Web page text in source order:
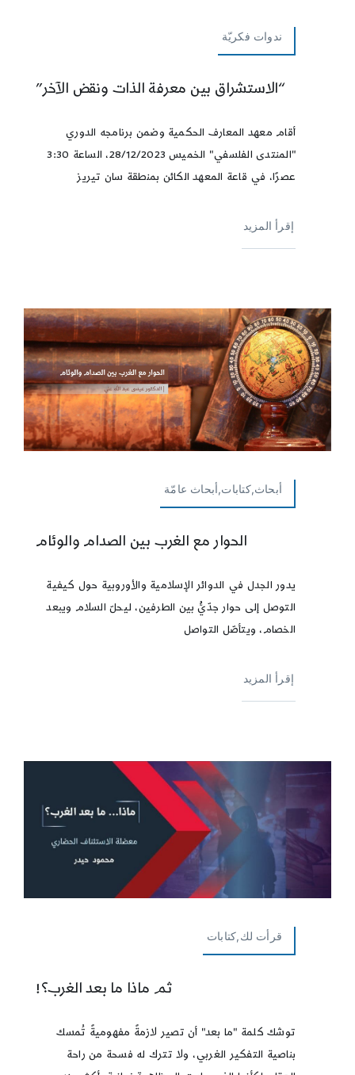
ندوات فكريّة
“الاستشراق بين معرفة الذات ونقض الآخر”
أقام معهد المعارف الحكمية وضمن برنامجه الدوري
"المنتدى الفلسفي" الخميس 28/12/2023، الساعة 3:30
عصرًا، في قاعة المعهد الكائن بمنطقة سان تيريز
إقرأ المزيد
أبحاث,كتابات,أبحاث عامّة
الحوار مع الغرب بين الصدام والوئام
يدور الجدل في الدوائر الإسلامية والأوروبية حول كيفية
التوصل إلى حوار جدّيُّ بين الطرفين، ليحلّ السلام ويبعد
الخصام، ويتأصّل التواصل
إقرأ المزيد
قرأت لك,كتابات
ثم ماذا ما بعد الغرب؟!
توشك كلمة "ما بعد" أن تصير لازمةً مفهوميةً تُمسك
بناصية التفكير الغربي، ولا تترك له فسحة من راحة